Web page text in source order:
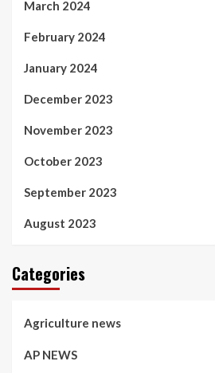
March 2024
February 2024
January 2024
December 2023
November 2023
October 2023
September 2023
August 2023
Categories
Agriculture news
AP NEWS